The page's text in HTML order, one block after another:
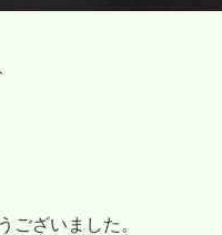
ございました。